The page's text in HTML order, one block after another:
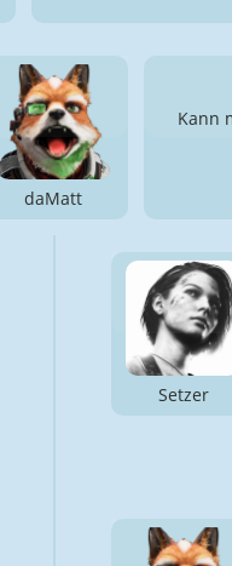
daMatt
Kann
Setzer